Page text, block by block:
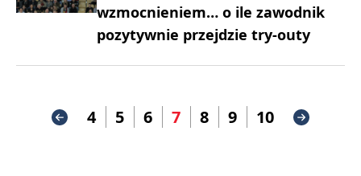
wzmocnieniem… o ile zawodnik
pozytywnie przejdzie try-outy
4 5 6 7 8 9 10